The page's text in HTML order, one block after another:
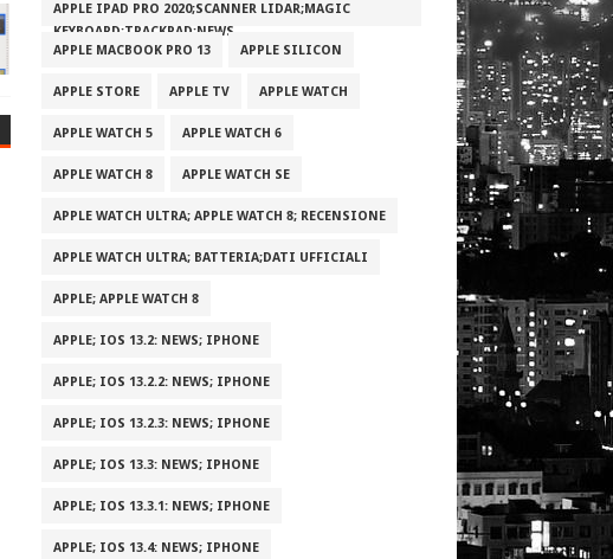
APPLE IPAD PRO 2020;SCANNER LIDAR;MAGIC
KEYBOARD;TRACKPAD;NEWS
APPLE MACBOOK PRO 13
APPLE SILICON
APPLE STORE APPLE TV APPLE WATCH
APPLE WATCH 5 APPLE WATCH 6
APPLE WATCH 8 APPLE WATCH SE
APPLE WATCH ULTRA; APPLE WATCH 8; RECENSIONE
APPLE WATCH ULTRA; BATTERIA;DATI UFFICIALI
APPLE; APPLE WATCH 8
APPLE; IOS 13.2: NEWS; IPHONE
APPLE; IOS 13.2.2: NEWS; IPHONE
APPLE; IOS 13.2.3: NEWS; IPHONE
APPLE; IOS 13.3: NEWS; IPHONE
APPLE; IOS 13.3.1: NEWS; IPHONE
APPLE; IOS 13.4: NEWS; IPHONE